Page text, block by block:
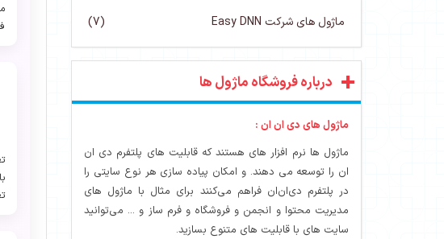
ماژول های شرکت Easy DNN (7)
درباره فروشگاه ماژول ها
ماژول های دی ان ان :
ماژول ها نرم افزار های هستند که قابلیت های پلتفرم دی ان
ان را توسعه می دهند. و امکان پیاده سازی هر نوع سایتی را
در پلتفرم دی‌ان‌ان فراهم می‌کنند برای مثال با ماژول های
مدیریت محتوا و انجمن و فروشگاه و فرم ساز و ... می‌توانید
سایت های با قابلیت های متنوع بسازید.